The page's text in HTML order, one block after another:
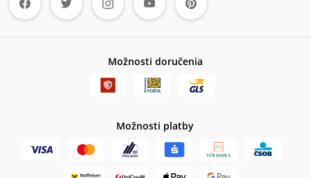
Možnosti doručenia
Možnosti platby